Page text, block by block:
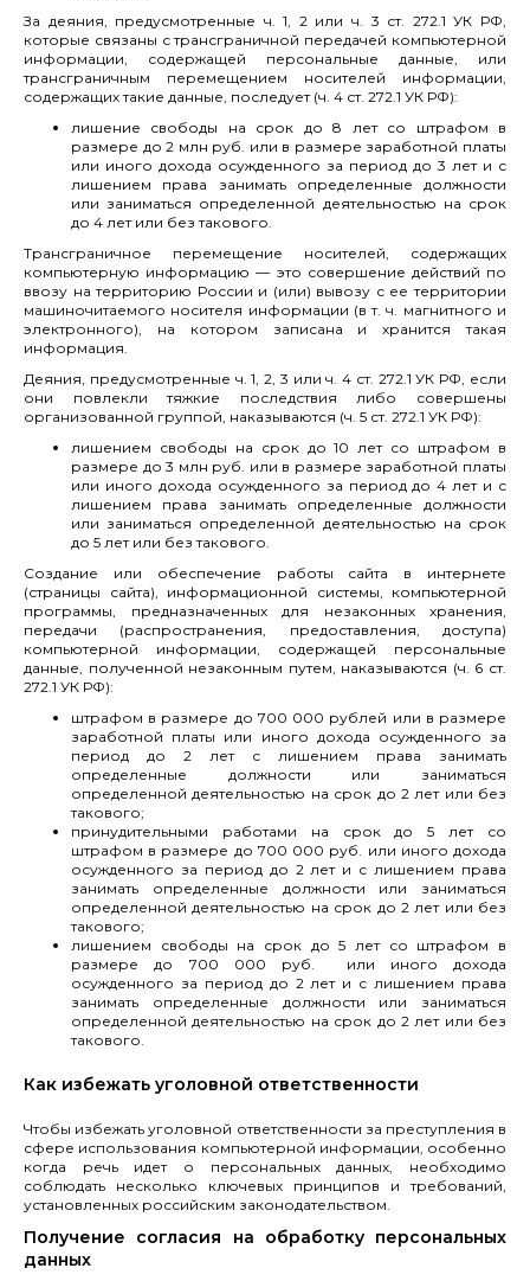
За деяния, предусмотренные ч. 1, 2 или ч. 3 ст. 272.1 УК РФ,
которые связаны с трансграничной передачей компьютерной
информации, содержащей персональные данные, или
трансграничным перемещением носителей информации,
содержащих такие данные, последует (ч. 4 ст. 272.1 УК РФ):
лишение свободы на срок до 8 лет со штрафом в
размере до 2 млн руб. или в размере заработной платы
или иного дохода осужденного за период до 3 лет и с
лишением права занимать определенные должности
или заниматься определенной деятельностью на срок
до 4 лет или без такового.
Трансграничное перемещение носителей, содержащих
компьютерную информацию — это совершение действий по
ввозу на территорию России и (или) вывозу с ее территории
машиночитаемого носителя информации (в т. ч. магнитного и
электронного), на котором записана и хранится такая
информация.
Деяния, предусмотренные ч. 1, 2, 3 или ч. 4 ст. 272.1 УК РФ, если
они повлекли тяжкие последствия либо совершены
организованной группой, наказываются (ч. 5 ст. 272.1 УК РФ):
лишением свободы на срок до 10 лет со штрафом в
размере до 3 млн руб. или в размере заработной платы
или иного дохода осужденного за период до 4 лет и с
лишением права занимать определенные должности
или заниматься определенной деятельностью на срок
до 5 лет или без такового.
Создание или обеспечение работы сайта в интернете
(страницы сайта), информационной системы, компьютерной
программы, предназначенных для незаконных хранения,
передачи (распространения, предоставления, доступа)
компьютерной информации, содержащей персональные
данные, полученной незаконным путем, наказываются (ч. 6 ст.
272.1 УК РФ):
штрафом в размере до 700 000 рублей или в размере
заработной платы или иного дохода осужденного за
период до 2 лет с лишением права занимать
определенные должности или заниматься
определенной деятельностью на срок до 2 лет или без
такового;
принудительными работами на срок до 5 лет со
штрафом в размере до 700 000 руб. или иного дохода
осужденного за период до 2 лет и с лишением права
занимать определенные должности или заниматься
определенной деятельностью на срок до 2 лет или без
такового;
лишением свободы на срок до 5 лет со штрафом в
размере до 700 000 руб. или иного дохода
осужденного за период до 2 лет и с лишением права
занимать определенные должности или заниматься
определенной деятельностью на срок до 2 лет или без
такового.
Как избежать уголовной ответственности
Чтобы избежать уголовной ответственности за преступления в
сфере использования компьютерной информации, особенно
когда речь идет о персональных данных, необходимо
соблюдать несколько ключевых принципов и требований,
установленных российским законодательством.
Получение согласия на обработку персональных
данных